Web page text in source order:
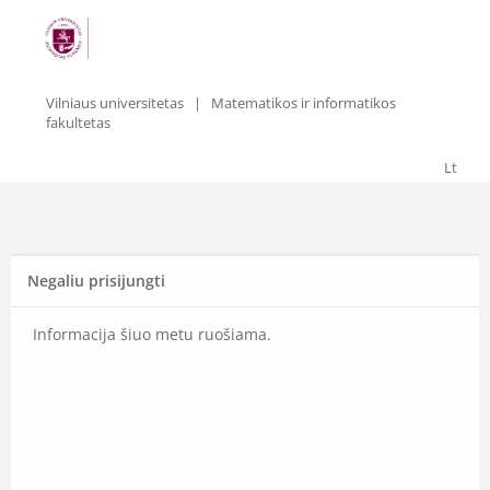
Vilniaus universitetas | Matematikos ir informatikos
fakultetas
Lt
Negaliu prisijungti
Informacija šiuo metu ruošiama.